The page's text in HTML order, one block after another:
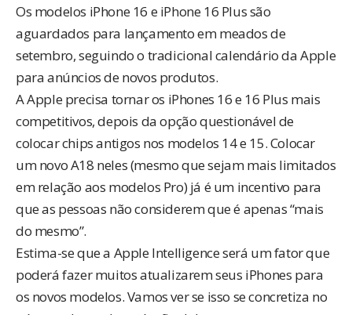
Os modelos iPhone 16 e iPhone 16 Plus são
aguardados para lançamento em meados de
setembro, seguindo o tradicional calendário da Apple
para anúncios de novos produtos.
A Apple precisa tornar os iPhones 16 e 16 Plus mais
competitivos, depois da opção questionável de
colocar chips antigos nos modelos 14 e 15. Colocar
um novo A18 neles (mesmo que sejam mais limitados
em relação aos modelos Pro) já é um incentivo para
que as pessoas não considerem que é apenas “mais
do mesmo”.
Estima-se que a Apple Intelligence será um fator que
poderá fazer muitos atualizarem seus iPhones para
os novos modelos. Vamos ver se isso se concretiza no